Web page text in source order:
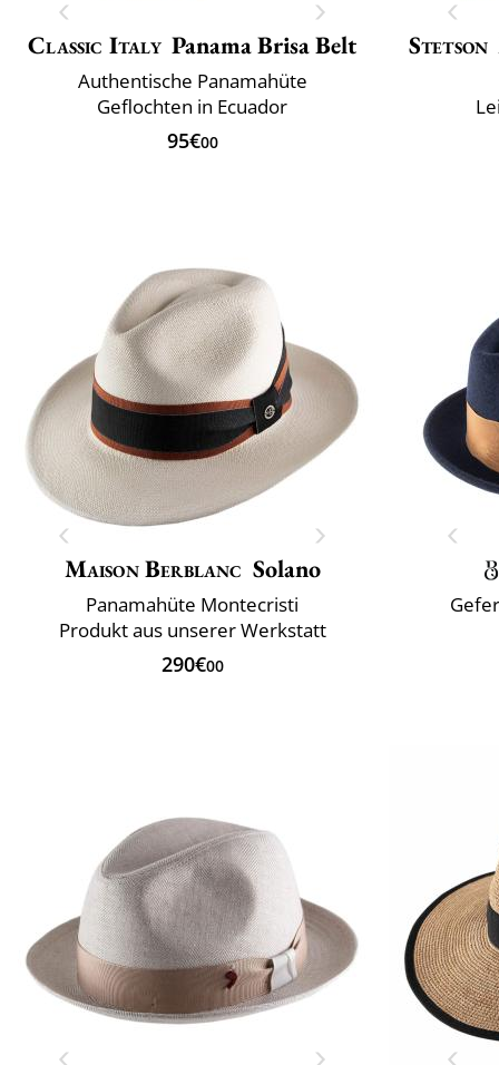
Classic Italy Panama Brisa Belt
Authentische Panamahüte
Geflochten in Ecuador
95€00
Stetson
Maison Berblanc Solano
Panamahüte Montecristi
Produkt aus unserer Werkstatt
290€00